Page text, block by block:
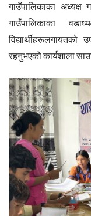
गाउँपालिकाका अध्यक्ष
गाउँपालिकाका
रहनुभएको कार्यशाला